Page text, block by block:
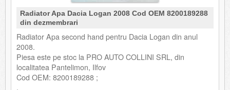
Radiator Apa Dacia Logan 2008 Cod OEM 8200189288
din dezmembrari
Radiator Apa second hand pentru Dacia Logan din anul
2008.
Piesa este pe stoc la PRO AUTO COLLINI SRL, din
localitatea Pantelimon, Ilfov
Cod OEM: 8200189288 ;
.